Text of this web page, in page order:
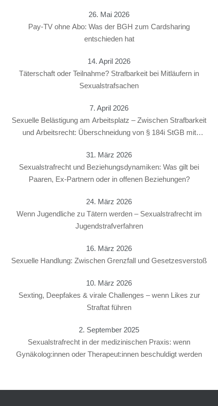
26. Mai 2026
Pay-TV ohne Abo: Was der BGH zum Cardsharing
entschieden hat
14. April 2026
Täterschaft oder Teilnahme? Strafbarkeit bei Mitläufern in
Sexualstrafsachen
7. April 2026
Sexuelle Belästigung am Arbeitsplatz – Zwischen Strafbarkeit
und Arbeitsrecht: Überschneidung von § 184i StGB mit
31. März 2026
Sexualstrafrecht und Beziehungsdynamiken: Was gilt bei
Paaren, Ex-Partnern oder in offenen Beziehungen?
24. März 2026
Wenn Jugendliche zu Tätern werden – Sexualstrafrecht im
Jugendstrafverfahren
16. März 2026
Sexuelle Handlung: Zwischen Grenzfall und Gesetzesverstoß
10. März 2026
Sexting, Deepfakes & virale Challenges – wenn Likes zur
Straftat führen
2. September 2025
Sexualstrafrecht in der medizinischen Praxis: wenn
Gynäkolog:innen oder Therapeut:innen beschuldigt werden